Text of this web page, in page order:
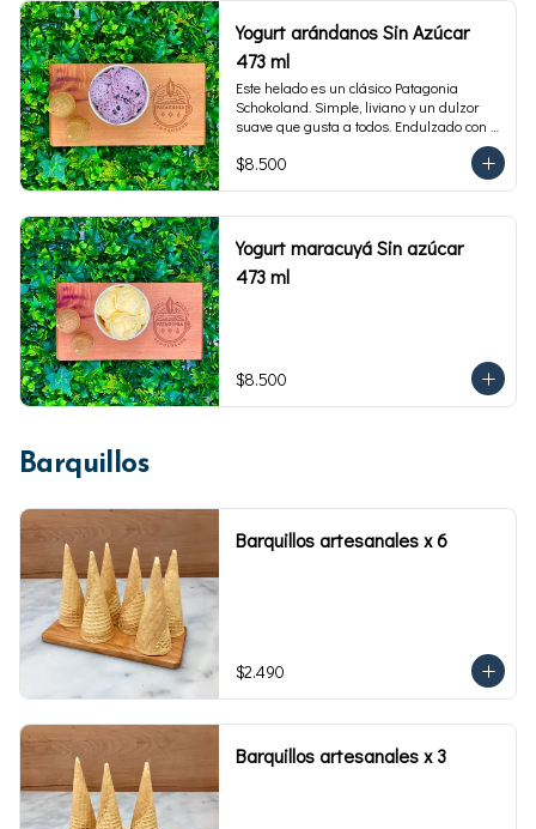
Yogurt arándanos Sin Azúcar
473 ml
Este helado es un clásico Patagonia
Schokoland. Simple, liviano y un dulzor
suave que gusta a todos. Endulzado con
fructosa.Envase familiar 473 ml. Rinde 4
porciones.
$8.500
Yogurt maracuyá Sin azúcar
473 ml
$8.500
Barquillos
Barquillos artesanales x 6
$2.490
Barquillos artesanales x 3